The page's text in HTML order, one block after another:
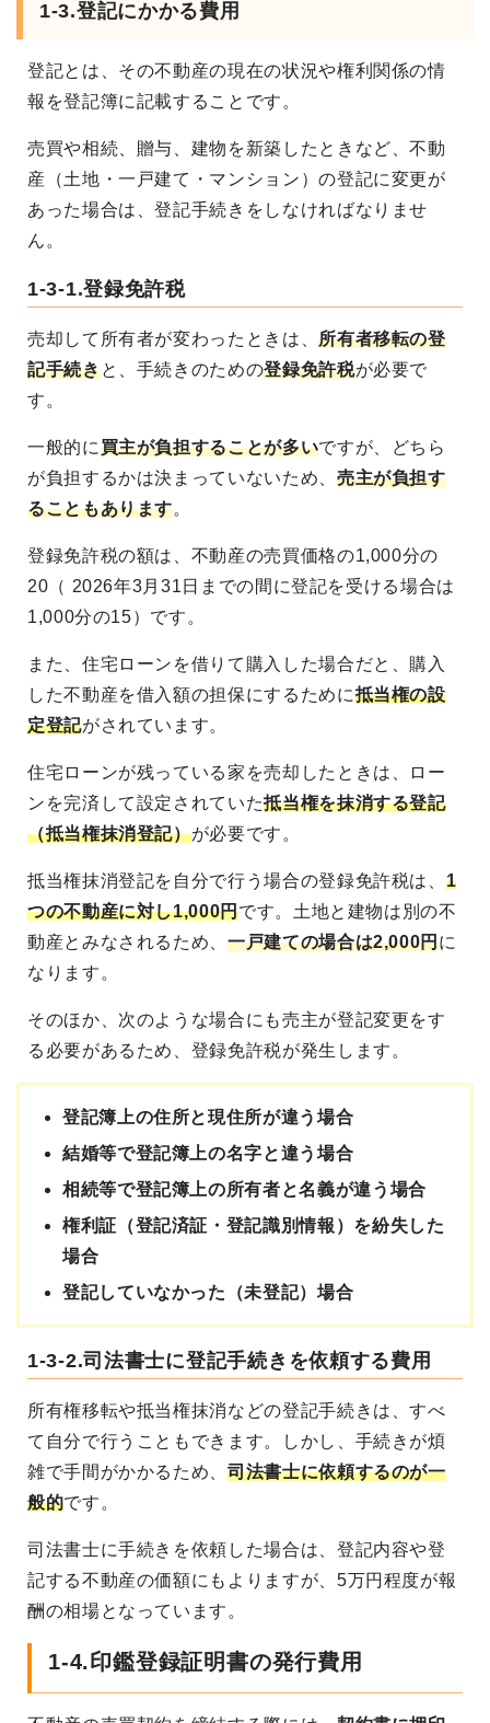
1-3.登記にかかる費用
登記とは、その不動産の現在の状況や権利関係の情
報を登記簿に記載することです。
売買や相続、贈与、建物を新築したときなど、不動
産（土地・一戸建て・マンション）の登記に変更が
あった場合は、登記手続きをしなければなりませ
ん。
1-3-1.登録免許税
売却して所有者が変わったときは、所有者移転の登
記手続きと、手続きのための登録免許税が必要で
す。
一般的に買主が負担することが多いですが、どちら
が負担するかは決まっていないため、 売主が負担す
ることもあります。
登録免許税の額は、不動産の売買価格の1,000分の
20（ 2026年3月31日までの間に登記を受ける場合は
1,000分の15）です。
また、住宅ローンを借りて購入した場合だと、購入
した不動産を借入額の担保にするために抵当権の設
定登記がされています。
住宅ローンが残っている家を売却したときは、ロー
ンを完済して設定されていた抵当権を抹消する登記
（抵当権抹消登記）が必要です。
抵当権抹消登記を自分で行う場合の登録免許税は、 1
つの不動産に対し1,000円です。土地と建物は別の不
動産とみなされるため、一戸建ての場合は2,000円に
なります。
そのほか、次のような場合にも売主が登記変更をす
る必要があるため、登録免許税が発生します。
登記簿上の住所と現住所が違う場合
結婚等で登記簿上の名字と違う場合
相続等で登記簿上の所有者と名義が違う場合
権利証（登記済証・登記識別情報）を紛失した
場合
登記していなかった（未登記）場合
1-3-2.司法書士に登記手続きを依頼する費用
所有権移転や抵当権抹消などの登記手続きは、すべ
て自分で行うこともできます。しかし、手続きが煩
雑で手間がかかるため、司法書士に依頼するのが一
般的です。
司法書士に手続きを依頼した場合は、登記内容や登
記する不動産の価額にもよりますが、5万円程度が報
酬の相場となっています。
1-4.印鑑登録証明書の発行費用